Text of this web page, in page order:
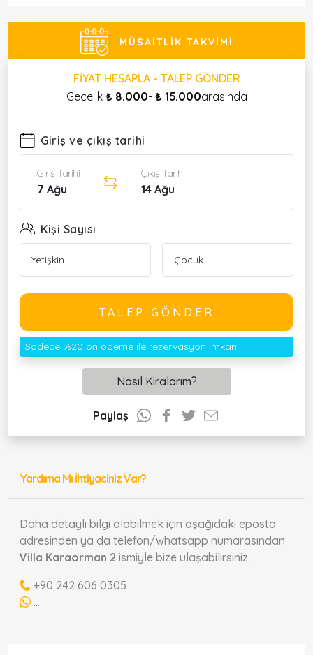
MÜSAITLIK TAKVIMI
FIYAT HESAPLA - TALEP GÖNDER
Gecelik ₺ 8.000- ₺ 15.000arasında
Giriş ve çıkış tarihi
Giriş Tarihi
7 Ağu
Çıkış Tarihi
14 Ağu
Kişi Sayısı
TALEP GÖNDER
Sadece %20 ön ödeme ile rezervasyon imkanı!
Nasıl Kiralarım?
Paylaş
Yardıma Mı İhtiyaciniz Var?
Daha detaylı bilgi alabilmek için aşağıdaki eposta
adresinden ya da telefon/whatsapp numarasından
Villa Karaorman 2 ismiyle bize ulaşabilirsiniz.
+90 242 606 0305
...